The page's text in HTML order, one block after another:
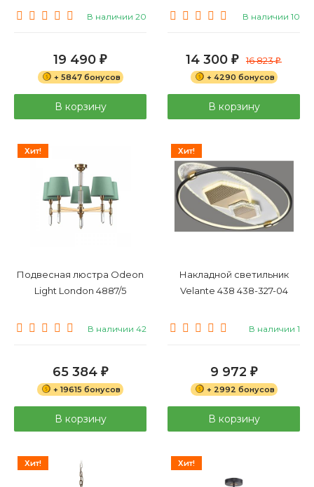
В наличии 20
19 490 ₽
+ 5847 бонусов
В корзину
В наличии 10
14 300 ₽ 16 823₽
+ 4290 бонусов
В корзину
Хит!
Подвесная люстра Odeon
Light London 4887/5
В наличии 42
65 384 ₽
+ 19615 бонусов
В корзину
Хит!
Накладной светильник
Velante 438 438-327-04
В наличии 1
9 972 ₽
+ 2992 бонусов
В корзину
Хит! Хит!